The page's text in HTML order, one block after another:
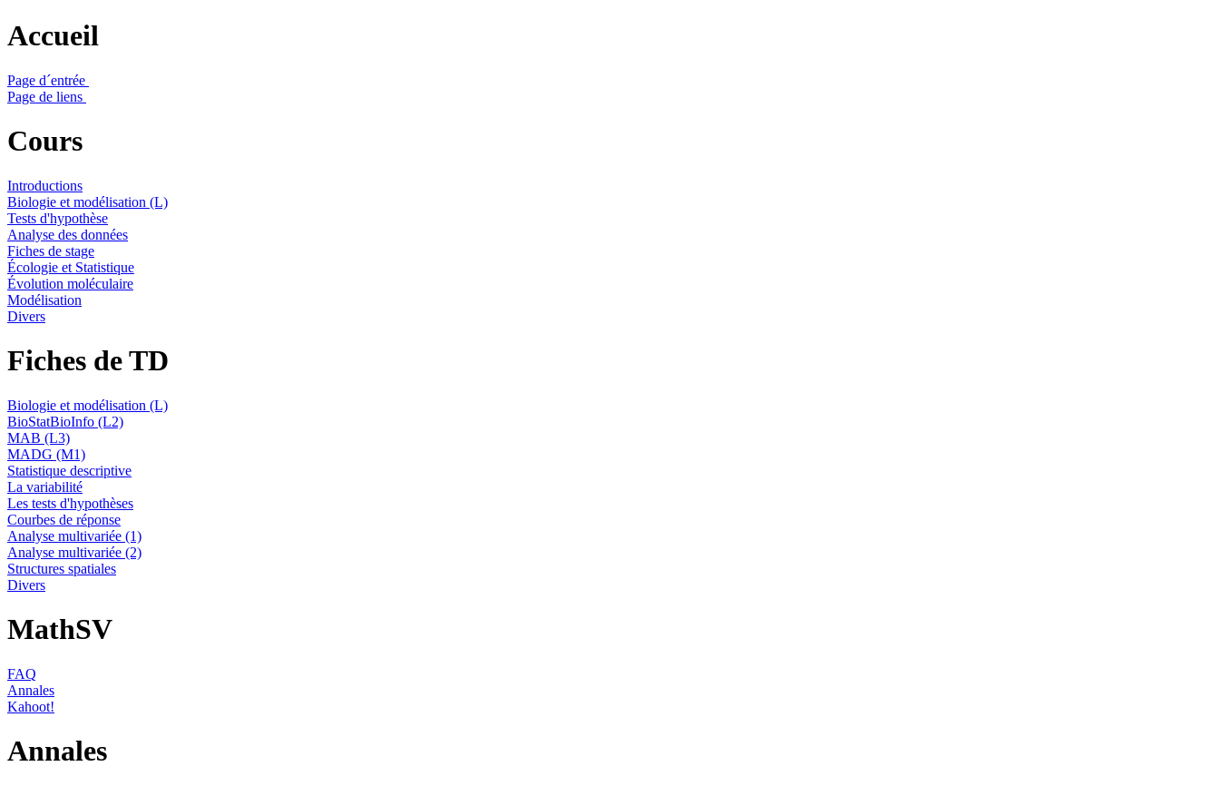
Accueil
Page d´entrée
Page de liens
Cours
Introductions
Biologie et modélisation (L)
Tests d'hypothèse
Analyse des données
Fiches de stage
Écologie et Statistique
Évolution moléculaire
Modélisation
Divers
Fiches de TD
Biologie et modélisation (L)
BioStatBioInfo (L2)
MAB (L3)
MADG (M1)
Statistique descriptive
La variabilité
Les tests d'hypothèses
Courbes de réponse
Analyse multivariée (1)
Analyse multivariée (2)
Structures spatiales
Divers
MathSV
FAQ
Annales
Kahoot!
Annales